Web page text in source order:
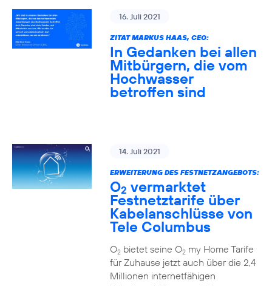
16. Juli 2021
ZITAT MARKUS HAAS, CEO:
In Gedanken bei allen
Mitbürgern, die vom
Hochwasser
betroffen sind
14. Juli 2021
ERWEITERUNG DES FESTNETZANGEBOTS:
O2 vermarktet
Festnetztarife über
Kabelanschlüsse von
Tele Columbus
O2bietet seine O2my Home Tarife
für Zuhause jetzt auch über die 2,4
Millionen internetfähigen